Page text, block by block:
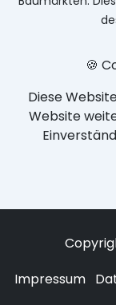
🍪
Diese
Website
Impressum